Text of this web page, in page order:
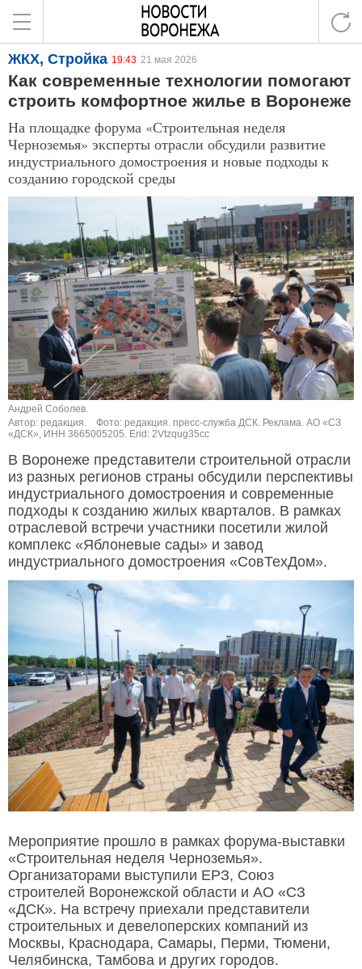
ЖКХ, Стройка 19:43 21 мая 2026
Как современные технологии помогают
строить комфортное жилье в Воронеже
На площадке форума «Строительная неделя
Черноземья» эксперты отрасли обсудили развитие
индустриального домостроения и новые подходы к
созданию городской среды
Андрей Соболев.
Автор: редакция.
Фото: редакция. пресс-служба ДСК. Реклама. АО «СЗ
«ДСК», ИНН 3665005205. Erid: 2Vtzqug35cc
В Воронеже представители строительной отрасли
из разных регионов страны обсудили перспективы
индустриального домостроения и современные
подходы к созданию жилых кварталов. В рамках
отраслевой встречи участники посетили жилой
комплекс «Яблоневые сады» и завод
индустриального домостроения «СовТехДом».
Мероприятие прошло в рамках форума-выставки
«Строительная неделя Черноземья».
Организаторами выступили ЕРЗ, Союз
строителей Воронежской области и АО «СЗ
«ДСК». На встречу приехали представители
строительных и девелоперских компаний из
Москвы, Краснодара, Самары, Перми, Тюмени,
Челябинска, Тамбова и других городов.